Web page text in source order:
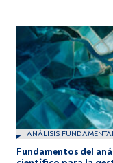
ANÁLISIS
Fundamentos del